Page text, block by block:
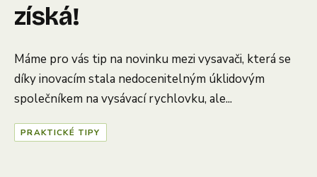
získá!
Máme pro vás tip na novinku mezi vysavači, která se
díky inovacím stala nedocenitelným úklidovým
společníkem na vysávací rychlovku, ale...
PRAKTICKÉ TIPY